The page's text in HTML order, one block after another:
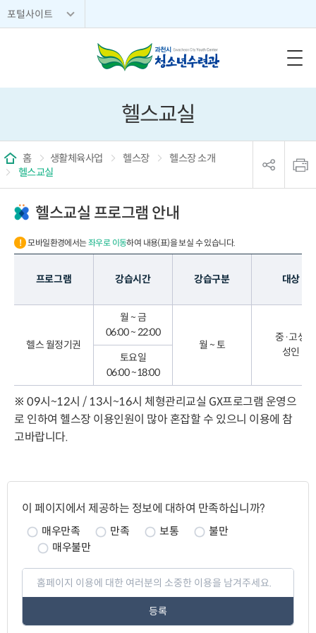
포털사이트
헬스교실
홈 생활체육사업 헬스장
헬스장 소개
헬스교실
sns
유
스
본
인
헬스교실 프로그램 안내
모바일환경에서는좌우로 이동하여 내용(표)을 보실 수 있습니다.
프로그램 강습시간 강습구분 대상
헬스 월정기권
월 ~ 금
06:00 ~ 22:00
월 ~ 토
중·고생
성인
토요일
06:00 ~18:00
※ 09시~12시 / 13시~16시 체형관리교실 GX프로그램 운영으
로 인하여 헬스장 이용인원이 많아 혼잡할 수 있으니 이용에 참
고바랍니다.
이
지
만
족
이 페이지에서 제공하는 정보에 대하여 만족하십니까?
매우만족 만족 보통
불만
매우불만
페
지
도